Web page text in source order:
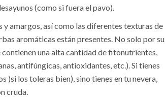
(como si fuera el pavo).
y amargos, así como las diferentes texturas de
aromáticas están presentes. No solo por su
una alta cantidad de fitonutrientes,
antifúngicas, antioxidantes, etc.). Si tienes
)si los toleras bien), sino tienes en tu nevera,
cruda.